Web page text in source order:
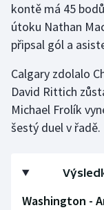
kontě má 45
útoku Nathan
připsal gól a
Calgary zdolalo
David Rittich
Michael Frolík
šestý duel v řadě.
Washington -